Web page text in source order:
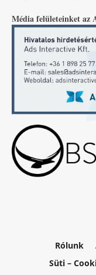
Média felületeinket az
Rólunk
Süti –